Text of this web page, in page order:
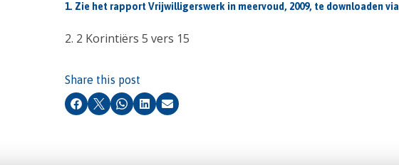
1. Zie het rapport Vrijwilligerswerk in meervoud, 2009, te downloaden via
2. 2 Korintiërs 5 vers 15
Share this post
Facebook
X Whatsapp
LinkedIn
Email